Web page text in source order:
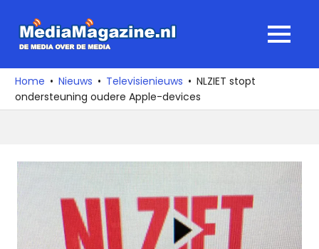
naar
media
over
de
MENU
Home Nieuws Televisienieuws
NLZIET stopt
ondersteuning oudere Apple-devices